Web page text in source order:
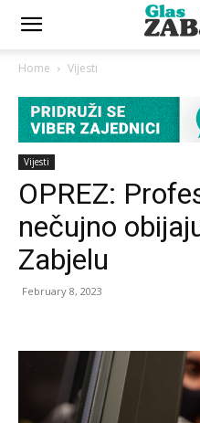
Home Vijesti
Vijesti
OPREZ:
nečujno
Zabjelu
February 8, 2023